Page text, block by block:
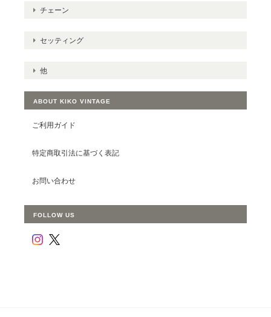
チェーン
セッティング
他
ABOUT KIKO VINTAGE
ご利用ガイド
特定商取引法に基づく表記
お問い合わせ
FOLLOW US